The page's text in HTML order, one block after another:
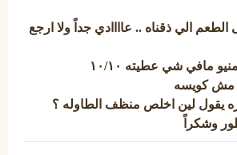
الي ذقناه .. عاااادي جداً ولا ارجع
مافي شي عطيته ١٠/١٠
مش كويسه
يقول لين اخلص منظف الطاوله ؟
وشكراً